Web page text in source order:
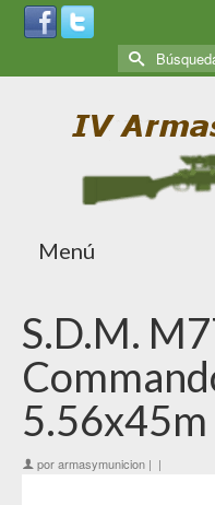
Menú
S.D.M.
5.56x45m
porarmasymunicion | |